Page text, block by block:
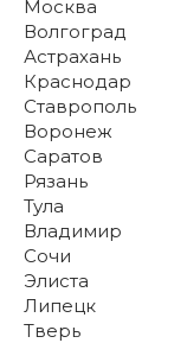
Москва
Волгоград
Астрахань
Краснодар
Ставрополь
Воронеж
Саратов
Рязань
Тула
Владимир
Сочи
Элиста
Липецк
Тверь